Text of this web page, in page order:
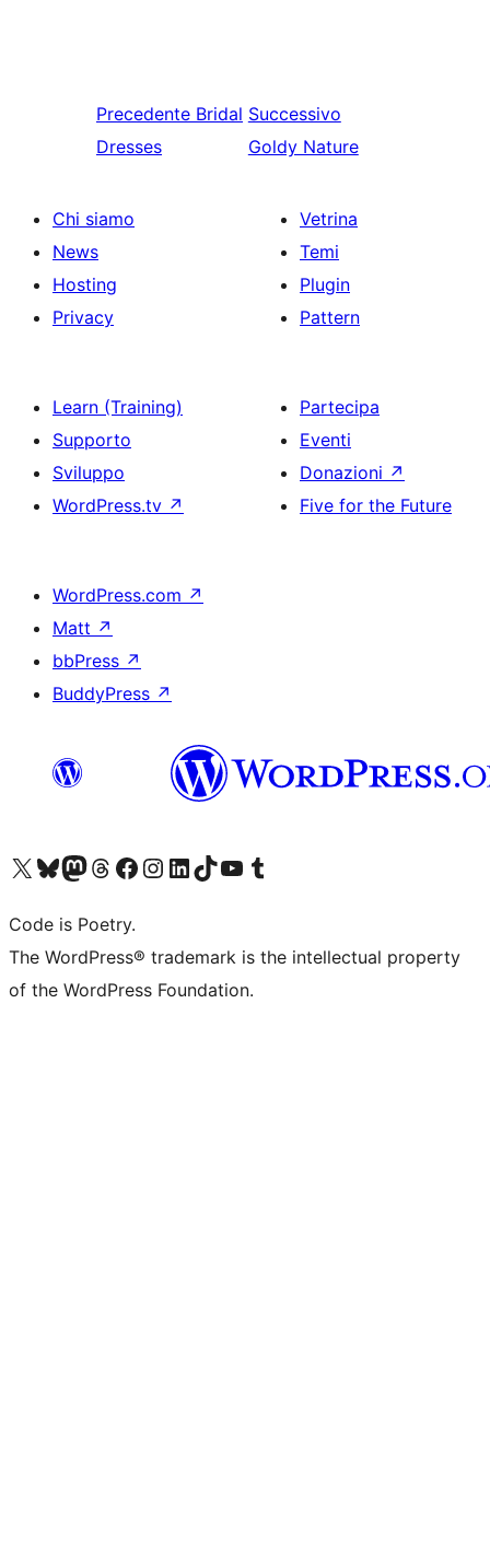
Precedente Bridal
Dresses
Successivo
Goldy Nature
Chi siamo
News
Hosting
Privacy
Vetrina
Temi
Plugin
Pattern
Learn (Training)
Supporto
Sviluppo
WordPress.tv ↗
Partecipa
Eventi
Donazioni ↗
Five for the Future
WordPress.com ↗
Matt ↗
bbPress ↗
BuddyPress ↗
Visita il nostro account X (ex Twitter)
Visita il nostro account Bluesky
Visita il nostro account Mastodon
Visita il nostro account Threads
Visita la nostra pagina Facebook
Visita il nostro account Instagram
Visita il nostro account LinkedIn
Visita il nostro account TikTok
Visita il nostro canale YouTube
Visita il nostro account Tumblr
Code is Poetry.
The WordPress® trademark is the intellectual property
of the WordPress Foundation.